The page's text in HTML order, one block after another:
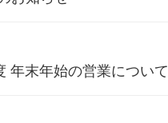
年末年始の営業について